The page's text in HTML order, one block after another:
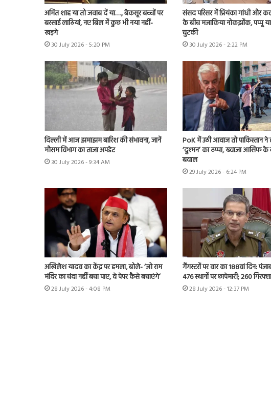
अमित शाह या तो जवाब दें या…., बेकसूर बच्चों पर
बरसाई लाठियां, नए बिल में कुछ भी नया नहीं-
खड़गे
30 July 2026 - 5:20 PM
संसद परिसर में प्रियंका गांधी और
के बीच मजाकिया नोकझोंक, पप्पू
चुटकी
30 July 2026 - 2:22 PM
दिल्ली में आज झमाझम बारिश की संभावना, जानें
मौसम विभाग का ताजा अपडेट
30 July 2026 - 9:34 AM
PoK में उठी आवाज तो पाकिस्तान ने
‘दुश्मन’ का ठप्पा, ख्वाजा आसिफ के
बवाल
29 July 2026 - 6:24 PM
अखिलेश यादव का केंद्र पर हमला, बोले- ‘जो राम
मंदिर का चंदा नहीं बचा पाए, वे पेपर कैसे बचाएंगे’
28 July 2026 - 4:08 PM
गैंगस्टरों पर वार का 188वां दिन:
476 स्थानों पर छापेमारी; 260
28 July 2026 - 12:37 PM